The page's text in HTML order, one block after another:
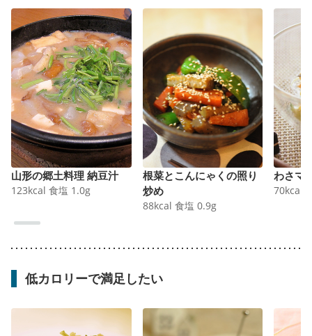
山形の郷土料理 納豆汁
123kcal 食塩 1.0g
根菜とこんにゃくの照り
炒め
88kcal 食塩 0.9g
わさマ
70kcal
低カロリーで満足したい